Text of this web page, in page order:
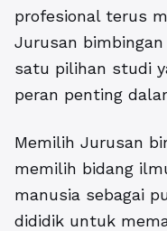
profesional terus
Jurusan
satu pilihan studi
peran penting
Memilih Jurusan
memilih bidang
manusia sebagai
dididik untuk